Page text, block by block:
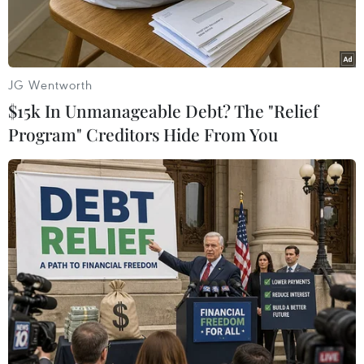
Hai đối tượng Bun Son và Lếch Vang cùng tang vật bị bắt giữ.
(Ảnh: TTXVN phát)
Bộ Chỉ huy Bộ đội Biên phòng Điện Biên cho
biết trong ngày 12/6, Bộ đội Biên phòng tỉnh đã
đấu tranh thành công 2 chuyên án ma túy lớn,
JG Wentworth
$15k In Unmanageable Debt? The "Relief
Program" Creditors Hide From You